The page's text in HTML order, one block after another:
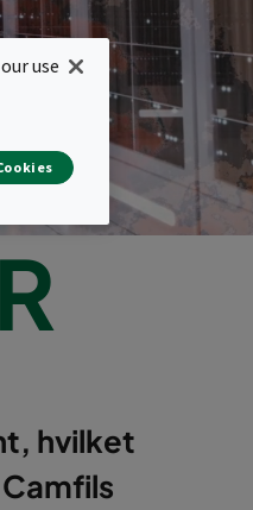
hvilket
use